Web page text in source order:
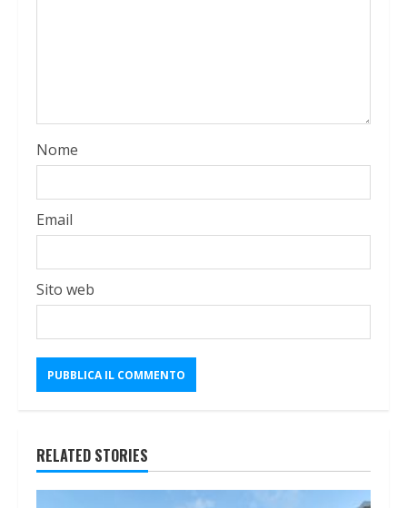
Nome
Email
Sito web
RELATED STORIES